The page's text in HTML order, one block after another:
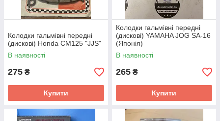
Колодки гальмівні передні
(дискові) Honda CM125 "JJS"
В наявності
275 ₴
Купити
Колодки гальмівні передні
(дискові) YAMAHA JOG SA-16
(Японія)
В наявності
265 ₴
Купити